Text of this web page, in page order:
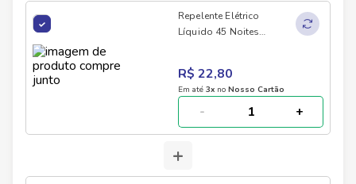
Repelente Elétrico
Líquido 45 Noites
R$ 22,80
Em até 3x no Nosso Cartão
- +
+